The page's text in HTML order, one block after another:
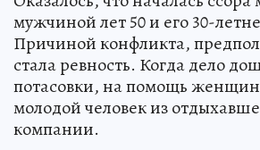
мужчиной лет 50 и его 30-
Причиной конфликта,
стала ревность. Когда дело
потасовки, на помощь
молодой человек из
компании.